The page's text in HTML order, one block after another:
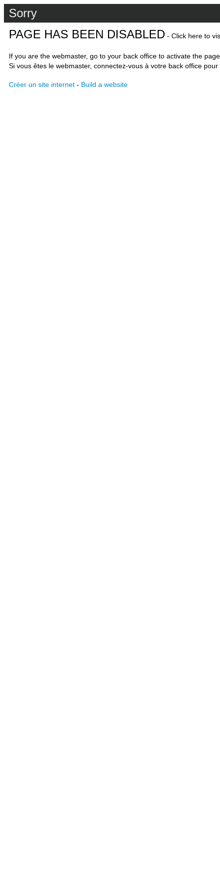
Sorry
PAGE HAS BEEN DISABLED - Click here to
If you are the webmaster, go to your back office to activate the
Si vous êtes le webmaster, connectez-vous à votre back office
Créer un site internet - Build a website